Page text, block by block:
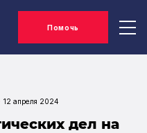
Помочь
12 апреля 2024
дел на